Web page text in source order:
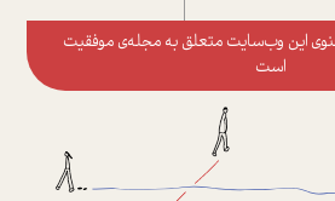
این وب‌سایت متعلق به مجله‌ی موفقیت
است